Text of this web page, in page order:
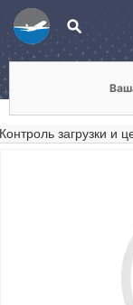
Контроль загрузки и